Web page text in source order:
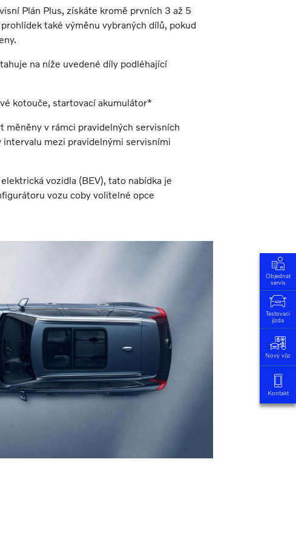
Plán Plus, získáte kromě prvních 3 až 5
také výměnu vybraných dílů, pokud
na níže uvedené díly podléhající
kotouče, startovací akumulátor*
měněny v rámci pravidelných servisních
intervalu mezi pravidelnými servisními
vozidla (BEV), tato nabídka je
vozu coby volitelné opce
Objednat
servis
Testovací
jízda
Nový vůz
Kontakt